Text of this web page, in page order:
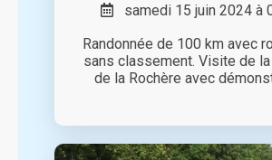
samedi 15 juin 2024 à
Randonnée de 100 km avec
sans classement. Visite de
de la Rochère avec